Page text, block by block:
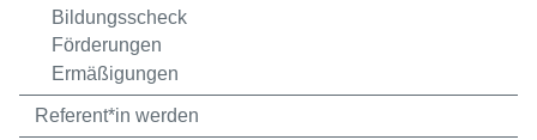
Bildungsscheck
Förderungen
Ermäßigungen
Referent*in werden